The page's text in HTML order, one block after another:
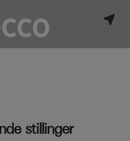
stillinger